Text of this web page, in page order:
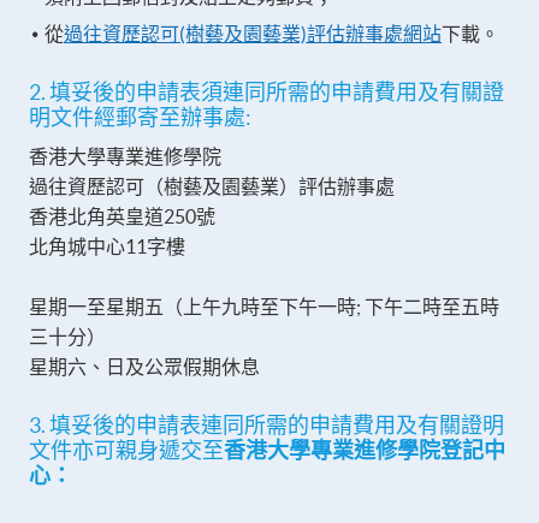
從過往資歷認可(樹藝及園藝業)評估辦事處網站下載。
2. 填妥後的申請表須連同所需的申請費用及有關證
明文件經郵寄至辦事處:
香港大學專業進修學院
過往資歷認可（樹藝及園藝業）評估辦事處
香港北角英皇道250號
北角城中心11字樓
星期一至星期五（上午九時至下午一時; 下午二時至五時
三十分）
星期六、日及公眾假期休息
3. 填妥後的申請表連同所需的申請費用及有關證明
文件亦可親身遞交至香港大學專業進修學院登記中
心 ：